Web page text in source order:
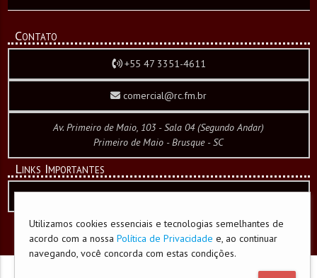
Contato
+55 47 3351-4611
comercial@rc.fm.br
Av. Primeiro de Maio, 103 - Sala 04 (Segundo Andar)
Primeiro de Maio - Brusque - SC
Links Importantes
Política de Privacidade e Cookies
desenvolvido por CW WebCorporation
Utilizamos cookies essenciais e tecnologias semelhantes de
acordo com a nossa Política de Privacidade e, ao continuar
navegando, você concorda com estas condições.